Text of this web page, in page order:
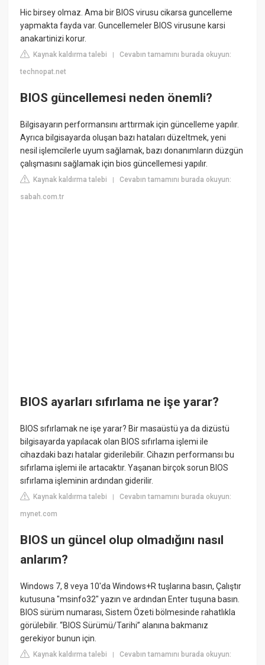
Hic birsey olmaz. Ama bir BIOS virusu cikarsa guncelleme
yapmakta fayda var. Guncellemeler BIOS virusune karsi
anakartinizi korur.
Kaynak kaldırma talebi |Cevabın tamamını burada okuyun:
technopat.net
BIOS güncellemesi neden önemli?
Bilgisayarın performansını arttırmak için güncelleme yapılır.
Ayrıca bilgisayarda oluşan bazı hataları düzeltmek, yeni
nesil işlemcilerle uyum sağlamak, bazı donanımların düzgün
çalışmasını sağlamak için bios güncellemesi yapılır.
Kaynak kaldırma talebi |Cevabın tamamını burada okuyun:
sabah.com.tr
BIOS ayarları sıfırlama ne işe yarar?
BIOS sıfırlamak ne işe yarar? Bir masaüstü ya da dizüstü
bilgisayarda yapılacak olan BIOS sıfırlama işlemi ile
cihazdaki bazı hatalar giderilebilir. Cihazın performansı bu
sıfırlama işlemi ile artacaktır. Yaşanan birçok sorun BIOS
sıfırlama işleminin ardından giderilir.
Kaynak kaldırma talebi |Cevabın tamamını burada okuyun:
mynet.com
BIOS un güncel olup olmadığını nasıl
anlarım?
Windows 7, 8 veya 10'da Windows+R tuşlarına basın, Çalıştır
kutusuna "msinfo32" yazın ve ardından Enter tuşuna basın.
BIOS sürüm numarası, Sistem Özeti bölmesinde rahatlıkla
görülebilir. “BIOS Sürümü/Tarihi” alanına bakmanız
gerekiyor bunun için.
Kaynak kaldırma talebi |Cevabın tamamını burada okuyun: